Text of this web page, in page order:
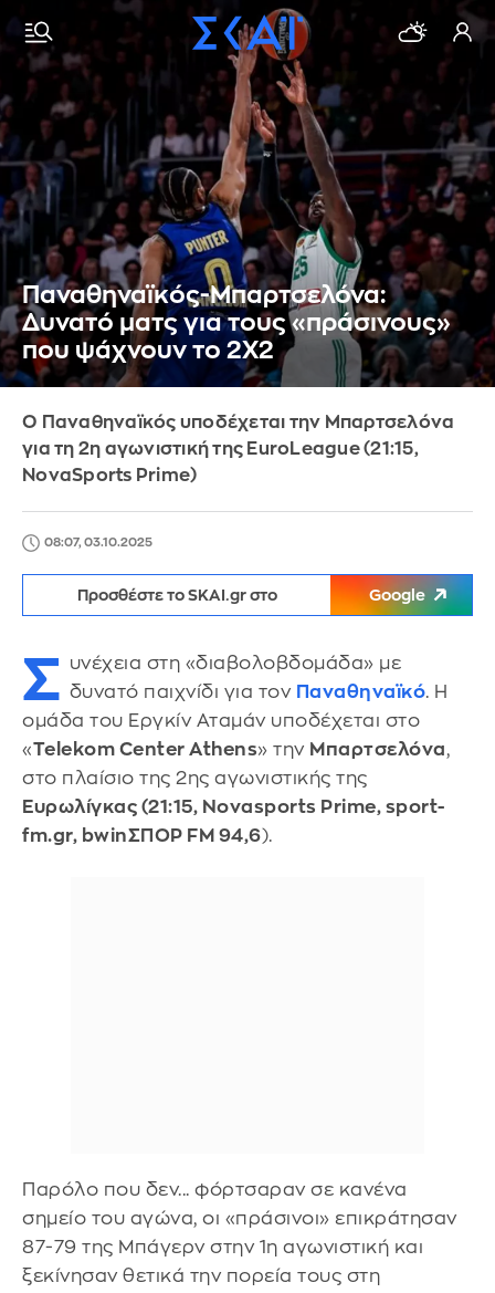
Παναθηναϊκός-Μπαρτσελόνα:
Δυνατό ματς για τους «πράσινους»
που ψάχνουν το 2Χ2
Ο Παναθηναϊκός υποδέχεται την Μπαρτσελόνα
για τη 2η αγωνιστική της EuroLeague (21:15,
NovaSports Prime)
08:07, 03.10.2025
Προσθέστε το SKAI.gr στο Google
Σ υνέχεια στη «διαβολοβδομάδα» με
δυνατό παιχνίδι για τον Παναθηναϊκό. Η
ομάδα του Εργκίν Αταμάν υποδέχεται στο
«Telekom Center Athens» την Μπαρτσελόνα,
στο πλαίσιο της 2ης αγωνιστικής της
Ευρωλίγκας (21:15, Novasports Prime, sport-
fm.gr, bwinΣΠΟΡ FM 94,6).
Παρόλο που δεν... φόρτσαραν σε κανένα
σημείο του αγώνα, οι «πράσινοι» επικράτησαν
87-79 της Μπάγερν στην 1η αγωνιστική και
ξεκίνησαν θετικά την πορεία τους στη